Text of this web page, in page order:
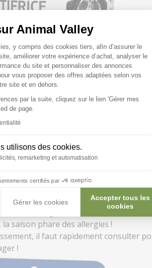
Animal Valley
Gestion du
y compris des cookies tiers, afin d’assurer le
améliorer votre expérience d’achat, analyser le
du site et personnaliser des annonces
vous proposer des offres adaptées selon vos
site et en dehors.
par la suite, cliquez sur le lien 'Gérer mes
de page.
utilisons des cookies.
remarketing et automatisation
certifiés par
Gérer les cookies
Accepter tous les
cookies
Axeptio consent
chien 20 comprimés - Francodex
est un signe à ne pas prendre à la
que de coutume, pas d’hésitation :
les
démangeaisons effrénées.Si ce
saison phare des allergies !
il faut rapidement consulter
!